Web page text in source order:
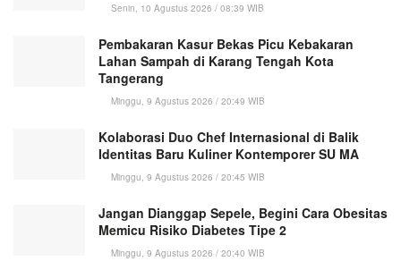
Senin, 10 Agustus 2026 / 08:39 WIB
Pembakaran Kasur Bekas Picu Kebakaran
Lahan Sampah di Karang Tengah Kota
Tangerang
Minggu, 9 Agustus 2026 / 20:49 WIB
Kolaborasi Duo Chef Internasional di Balik
Identitas Baru Kuliner Kontemporer SU MA
Minggu, 9 Agustus 2026 / 20:45 WIB
Jangan Dianggap Sepele, Begini Cara Obesitas
Memicu Risiko Diabetes Tipe 2
Minggu, 9 Agustus 2026 / 20:40 WIB